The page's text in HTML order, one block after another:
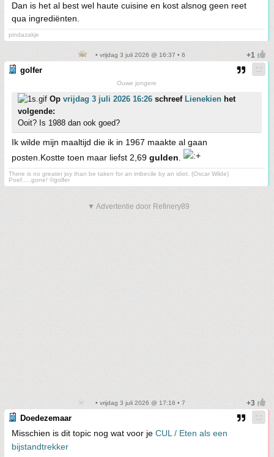
Dan is het al best wel haute cuisine en kost alsnog geen reet
qua ingrediënten.
pindazakje
• vrijdag 3 juli 2026 @ 16:37 • 6
golfer
Ouwe jongere
Op vrijdag 3 juli 2026 16:26 schreef Lienekien het
volgende:
Ooit? Is 1988 dan ook goed?
Ik wilde mijn maaltijd die ik in 1967 maakte al gaan
posten.Kostte toen maar liefst 2,69 gulden
There is no greater joy than be taken for an imbecile by an idiot. (Oscar Wilde)
Poef.....gone! ©golfer
▼ Advertentie door Refinery89
• vrijdag 3 juli 2026 @ 17:16 • 7
Doedezemaar
Misschien is dit topic nog wat voor je CUL / Eten als een
bijstandtrekker